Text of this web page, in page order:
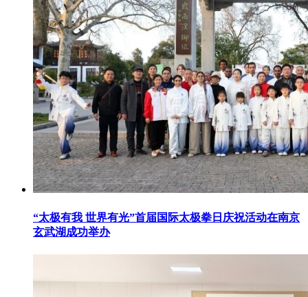
“太极有我 世界有光”首届国际太极拳日庆祝活动在南京
玄武湖成功举办